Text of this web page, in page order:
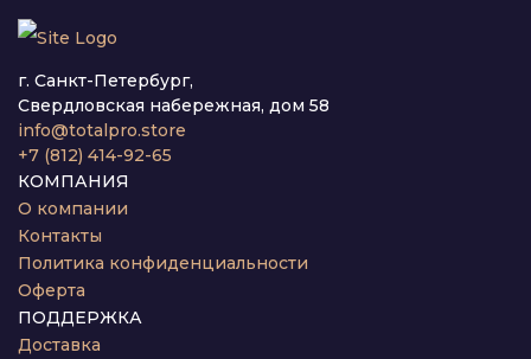
г. Санкт-Петербург,
Свердловская набережная, дом 58
info@totalpro.store
+7 (812) 414-92-65
КОМПАНИЯ
О компании
Контакты
Политика конфиденциальности
Оферта
ПОДДЕРЖКА
Доставка